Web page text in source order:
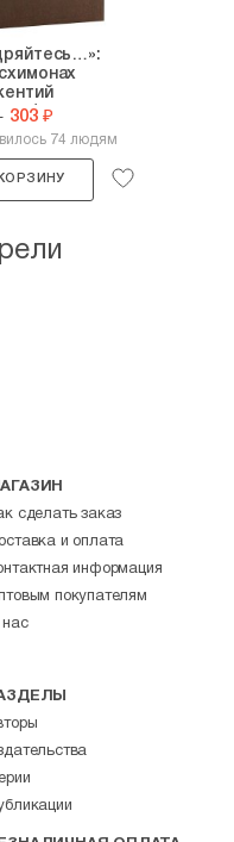
303 ₽
74 людям
сделать заказ
и оплата
информация
покупателям